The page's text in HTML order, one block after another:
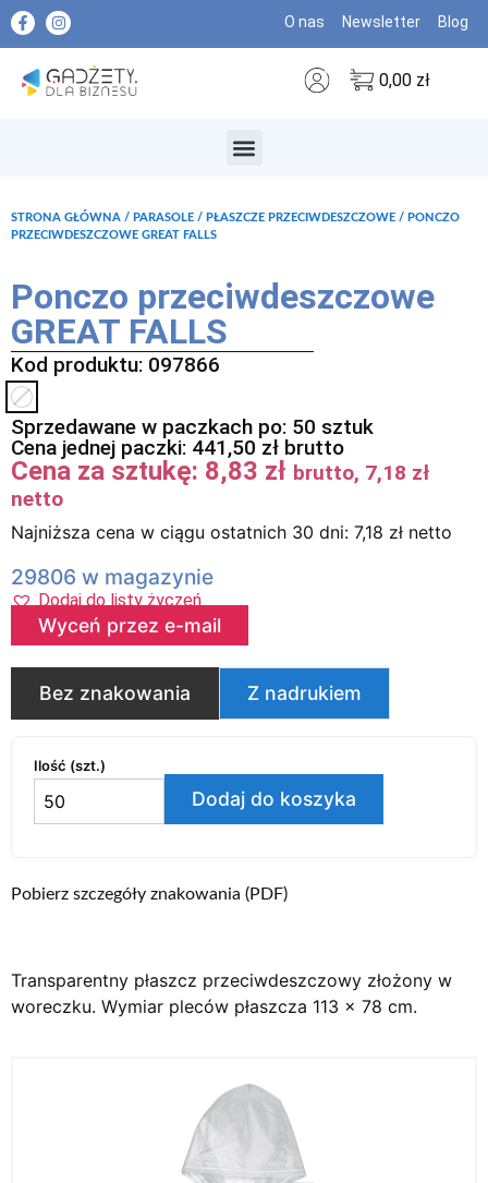
O nas Newsletter Blog
0,00 zł
STRONA GŁÓWNA / PARASOLE / PŁASZCZE PRZECIWDESZCZOWE / PONCZO
PRZECIWDESZCZOWE GREAT FALLS
Ponczo przeciwdeszczowe
GREAT FALLS
Kod produktu: 097866
Sprzedawane w paczkach po: 50 sztuk
Cena jednej paczki: 441,50 zł brutto
Cena za sztukę: 8,83 zł brutto, 7,18 zł
netto
Najniższa cena w ciągu ostatnich 30 dni: 7,18 zł netto
29806 w magazynie
Dodaj do listy życzeń
Wyceń przez e-mail
Bez znakowania Z nadrukiem
Ilość (szt.)
Dodaj do koszyka
Pobierz szczegóły znakowania (PDF)
Transparentny płaszcz przeciwdeszczowy złożony w
woreczku. Wymiar pleców płaszcza 113 x 78 cm.